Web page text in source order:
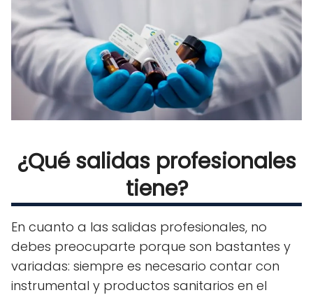
¿Qué salidas profesionales
tiene?
En cuanto a las salidas profesionales, no
debes preocuparte porque son bastantes y
variadas: siempre es necesario contar con
instrumental y productos sanitarios en el